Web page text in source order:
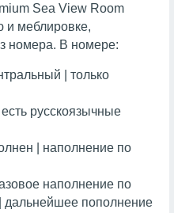
Sea View Room
и меблировке,
номера. В номере:
| только
русскоязычные
| наполнение по
наполнение по
дальнейшее пополнение